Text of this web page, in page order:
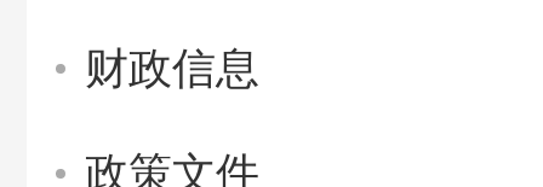
财政信息
政策文件